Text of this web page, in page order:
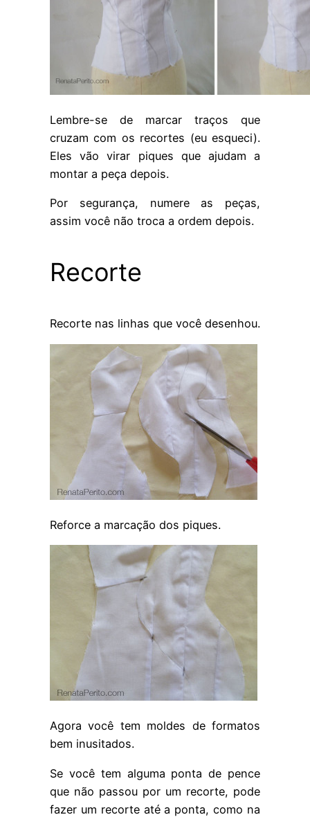
Lembre-se de marcar traços que
cruzam com os recortes (eu esqueci).
Eles vão virar piques que ajudam a
montar a peça depois.
Por segurança, numere as peças,
assim você não troca a ordem depois.
Recorte
Recorte nas linhas que você desenhou.
Reforce a marcação dos piques.
Agora você tem moldes de formatos
bem inusitados.
Se você tem alguma ponta de pence
que não passou por um recorte, pode
fazer um recorte até a ponta, como na